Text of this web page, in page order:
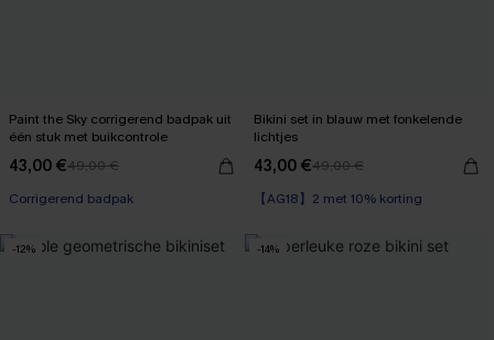
Paint the Sky corrigerend badpak uit
één stuk met buikcontrole
43,00 €49,00 €
Corrigerend badpak
Bikini set in blauw met fonkelende
lichtjes
43,00 €49,00 €
【AG18】2 met 10% korting
-12% -14%